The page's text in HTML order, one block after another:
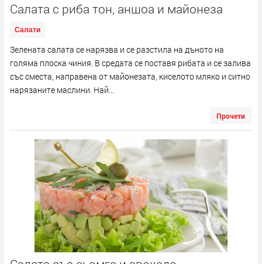
Салата с риба тон, аншоа и майонеза
Салати
Зелената салата се нарязва и се разстила на дъното на
голяма плоска чиния. В средата се поставя рибата и се залива
със сместа, направена от майонезата, киселото мляко и ситно
нарязаните маслини. Най...
Прочети